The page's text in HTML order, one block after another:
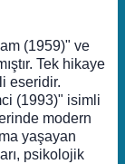
(1959)" ve
Tek hikaye
eseridir.
(1993)" isimli
modern
yaşayan
psikolojik